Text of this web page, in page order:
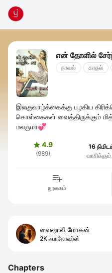
என் தோளில்
நாவல் காதல்
இலகுவாழ்க்கைக்கு பழகிய
கொள்கைகள் வைத்திருக்கும்
மலருமா💞
4.9
(989)
16
நூலகம்
வைஷாலி மோகன்
2K ஃபாலோவர்ஸ்
Chapters